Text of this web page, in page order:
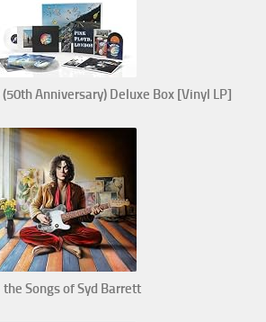
Anniversary) Deluxe Box [Vinyl LP]
Songs of Syd Barrett